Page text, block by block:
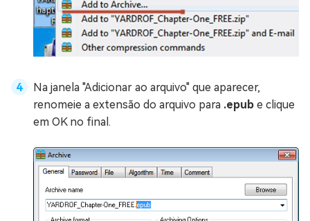
Na janela "Adicionar ao arquivo" que aparecer,
renomeie a extensão do arquivo para .epub e clique
em OK no final.